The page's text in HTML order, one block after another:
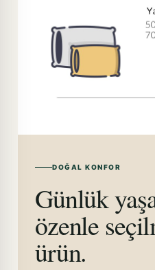
DOĞAL KONFOR
Günlük
özenle
ürün.